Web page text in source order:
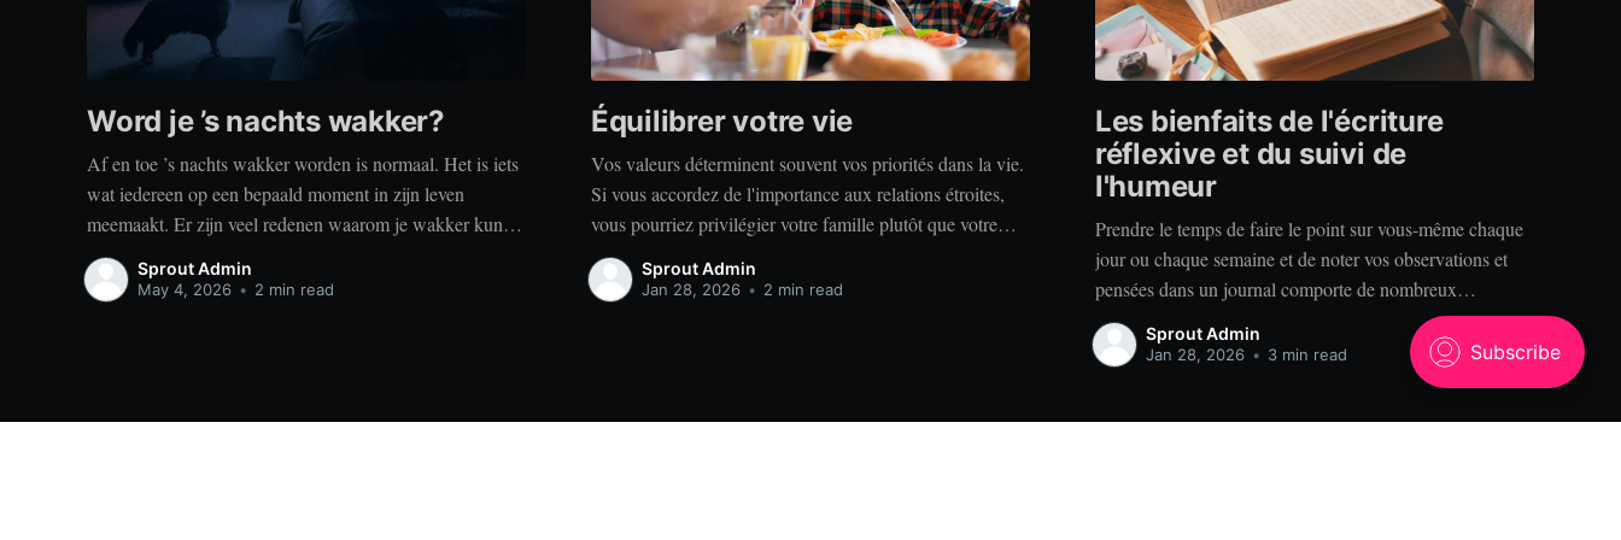
Word je ’s nachts wakker?
Af en toe ’s nachts wakker worden is normaal. Het is iets
wat iedereen op een bepaald moment in zijn leven
meemaakt. Er zijn veel redenen waarom je wakker kunt
worden, zoals stress, naar het toilet moeten, je omgeving
of medische aandoeningen die je slaap beïnvloeden. Dit
Sprout Admin
May 4, 2026 • 2 min read
Équilibrer votre vie
Vos valeurs déterminent souvent vos priorités dans la vie.
Si vous accordez de l'importance aux relations étroites,
vous pourriez privilégier votre famille plutôt que votre
indépendance. Si vous accordez de l'importance à la
réussite, vous privilégierez peut-être le travail acharné
Sprout Admin
Jan 28, 2026 • 2 min read
Les bienfaits de l'écriture
réflexive et du suivi de
l'humeur
Prendre le temps de faire le point sur vous-même chaque
jour ou chaque semaine et de noter vos observations et
pensées dans un journal comporte de nombreux
bénéfices. Alors, pourquoi tenir un journal? Clarté. Vous
est-il déjà arrivé de raconter votre expérience à quelqu’un
Sprout Admin
Jan 28, 2026 • 3 min read